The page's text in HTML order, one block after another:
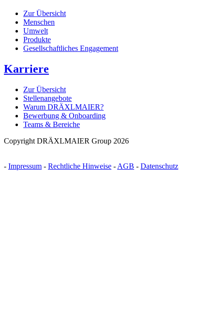
Zur Übersicht
Menschen
Umwelt
Produkte
Gesellschaftliches Engagement
Karriere
Zur Übersicht
Stellenangebote
Warum DRÄXLMAIER?
Bewerbung & Onboarding
Teams & Bereiche
Copyright DRÄXLMAIER Group 2026
- Impressum - Rechtliche Hinweise - AGB - Datenschutz